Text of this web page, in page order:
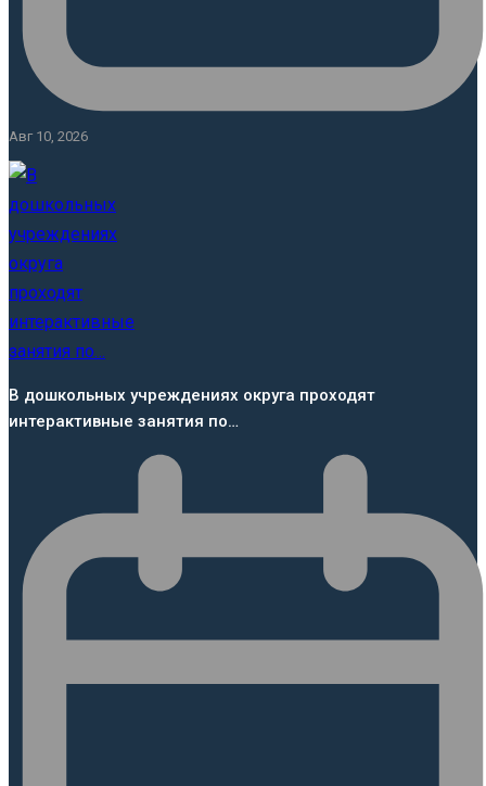
Авг 10, 2026
В дошкольных учреждениях округа проходят
интерактивные занятия по…